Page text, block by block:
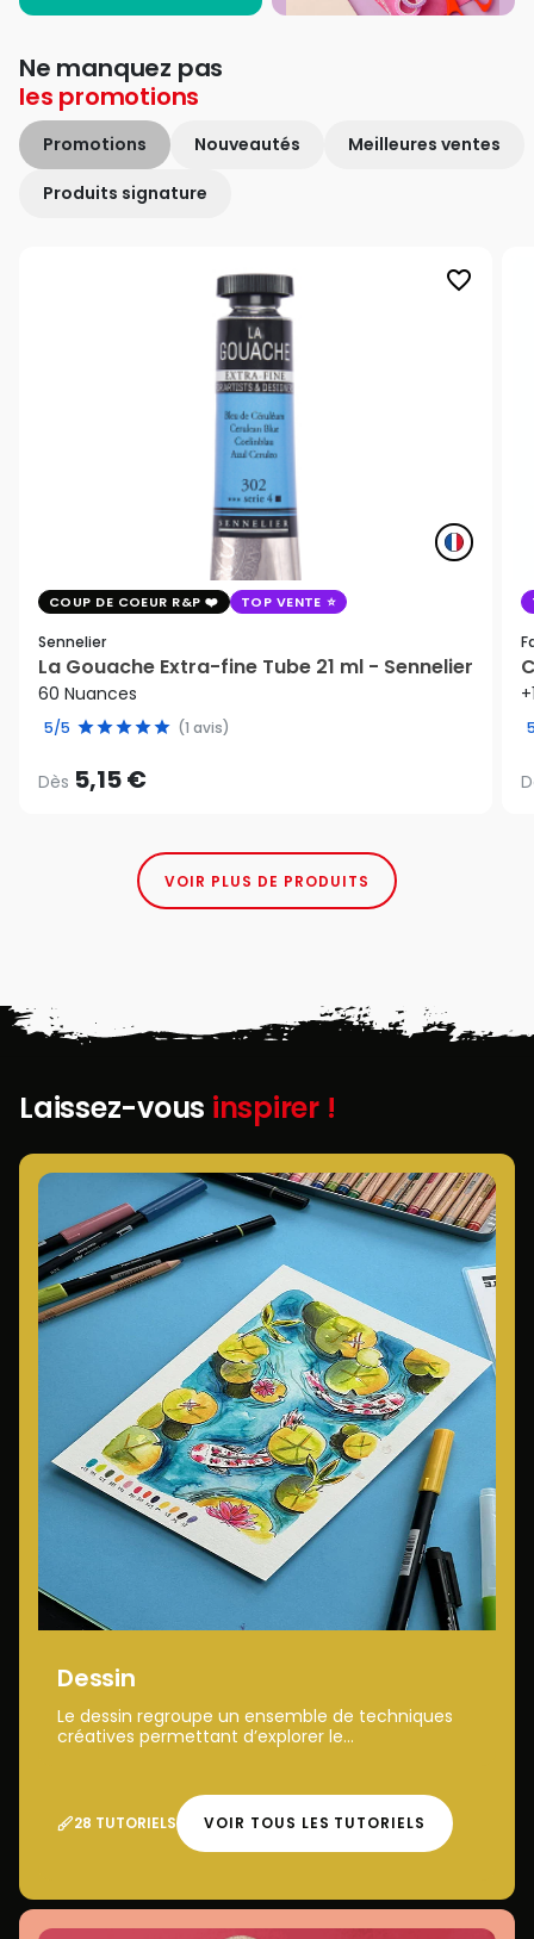
Ne manquez pas
les promotions
Promotions Nouveautés Meilleures ventes
Produits signature
favorite_border
COUP DE COEUR R&P TOP VENTE
Sennelier
La Gouache Extra-fine Tube 21 ml - Sennelier
60 Nuances
5/5 (1 avis)
Dès 5,15 €
VOIR PLUS DE PRODUITS
Laissez-vous inspirer !
Dessin
Le dessin regroupe un ensemble de techniques
créatives permettant d’explorer le...
28 TUTORIELS VOIR TOUS LES TUTORIELS